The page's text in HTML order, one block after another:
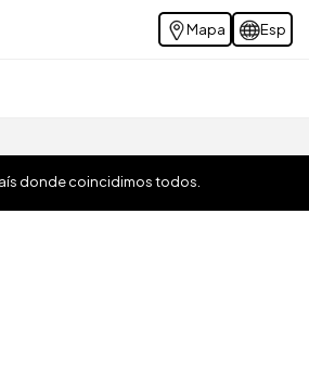
Mapa Esp
donde coincidimos todos.